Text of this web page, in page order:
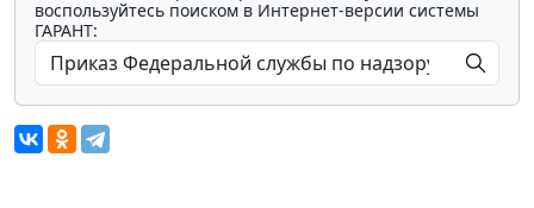
воспользуйтесь поиском в Интернет-версии системы
ГАРАНТ: